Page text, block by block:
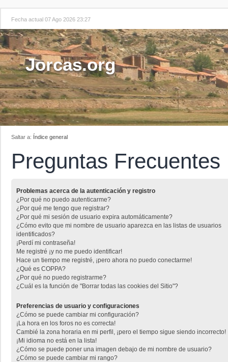
Fecha actual 07 Ago 2026 23:27
Jorcas.org
Saltar a: Índice general
Preguntas Frecuentes
Problemas acerca de la autenticación y registro
¿Por qué no puedo autenticarme?
¿Por qué me tengo que registrar?
¿Por qué mi sesión de usuario expira automáticamente?
¿Cómo evito que mi nombre de usuario aparezca en las listas de usuarios
identificados?
¡Perdí mi contraseña!
Me registré ¡y no me puedo identificar!
Hace un tiempo me registré, ¡pero ahora no puedo conectarme!
¿Qué es COPPA?
¿Por qué no puedo registrarme?
¿Cuál es la función de "Borrar todas las cookies del Sitio"?
Preferencias de usuario y configuraciones
¿Cómo se puede cambiar mi configuración?
¡La hora en los foros no es correcta!
Cambié la zona horaria en mi perfil, ¡pero el tiempo sigue siendo incorrecto!
¡Mi idioma no está en la lista!
¿Cómo se puede poner una imagen debajo de mi nombre de usuario?
¿Cómo se puede cambiar mi rango?